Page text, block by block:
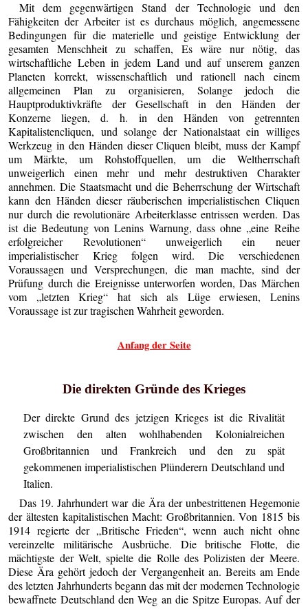
Mit dem gegenwärtigen Stand der Technologie und den
Fähigkeiten der Arbeiter ist es durchaus möglich, angemessene
Bedingungen für die materielle und geistige Entwicklung der
gesamten Menschheit zu schaffen, Es wäre nur nötig, das
wirtschaftliche Leben in jedem Land und auf unserem ganzen
Planeten korrekt, wissenschaftlich und rationell nach einem
allgemeinen Plan zu organisieren, Solange jedoch die
Hauptproduktivkräfte der Gesellschaft in den Händen der
Konzerne liegen, d. h. in den Händen von getrennten
Kapitalistencliquen, und solange der Nationalstaat ein williges
Werkzeug in den Händen dieser Cliquen bleibt, muss der Kampf
um Märkte, um Rohstoffquellen, um die Weltherrschaft
unweigerlich einen mehr und mehr destruktiven Charakter
annehmen. Die Staatsmacht und die Beherrschung der Wirtschaft
kann den Händen dieser räuberischen imperialistischen Cliquen
nur durch die revolutionäre Arbeiterklasse entrissen werden. Das
ist die Bedeutung von Lenins Warnung, dass ohne „eine Reihe
erfolgreicher Revolutionen“ unweigerlich ein neuer
imperialistischer Krieg folgen wird. Die verschiedenen
Voraussagen und Versprechungen, die man machte, sind der
Prüfung durch die Ereignisse unterworfen worden, Das Märchen
vom „letzten Krieg“ hat sich als Lüge erwiesen, Lenins
Voraussage ist zur tragischen Wahrheit geworden.
Anfang der Seite
Die direkten Gründe des Krieges
Der direkte Grund des jetzigen Krieges ist die Rivalität
zwischen den alten wohlhabenden Kolonialreichen
Großbritannien und Frankreich und den zu spät
gekommenen imperialistischen Plünderern Deutschland und
Italien.
Das 19. Jahrhundert war die Ära der unbestrittenen Hegemonie
der ältesten kapitalistischen Macht: Großbritannien. Von 1815 bis
1914 regierte der „Britische Frieden“, wenn auch nicht ohne
vereinzelte militärische Ausbrüche. Die britische Flotte, die
mächtigste der Welt, spielte die Rolle des Polizisten der Meere.
Diese Ära gehört jedoch der Vergangenheit an. Bereits am Ende
des letzten Jahrhunderts begann das mit der modernen Technologie
bewaffnete Deutschland den Weg an die Spitze Europas. Auf der